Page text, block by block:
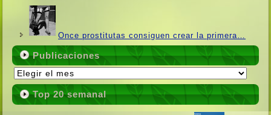
Once prostitutas consiguen crear la primera…
Publicaciones
Publicaciones
Top 20 semanal